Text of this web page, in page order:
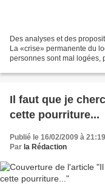
Des analyses et des
La «crise» permanente du
personnes sont mal logées,
Il faut que je
cette pourriture...
Publié le 16/02/2009 à 21:19
Par la Rédaction